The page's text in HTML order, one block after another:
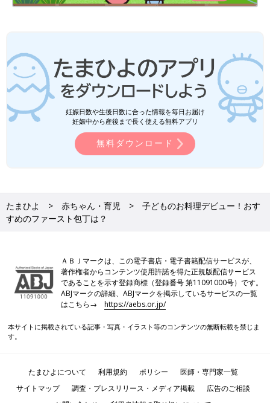
す。
妊娠日数や生後日数に合った情報を毎日お届け
妊娠中から産後まで長く使える無料アプリ
無料ダウンロード
たまひよ 赤ちゃん・育児
子どものお料理デビュー！おす
すめのファースト包丁は？
ＡＢＪマークは、この電子書店・電子書籍配信サービスが、
著作権者からコンテンツ使用許諾を得た正規版配信サービス
であることを示す登録商標（登録番号 第11091000号）です。
ABJマークの詳細、ABJマークを掲示しているサービスの一覧
はこちら→https://aebs.or.jp/
本サイトに掲載されている記事・写真・イラスト等のコンテンツの無断転載を禁じま
す。
たまひよについて 利用規約 ポリシー
医師・専門家一覧
サイトマップ
調査・プレスリリース・メディア掲載
広告のご相談